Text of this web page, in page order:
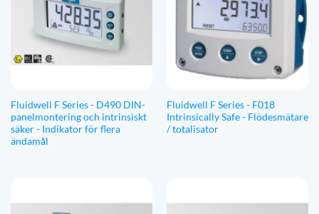
Fluidwell F Series - D490 DIN-
panelmontering och intrinsiskt
säker - Indikator för flera
ändamål
Fluidwell F Series - F018
Intrinsically Safe - Flödesmätare
/ totalisator